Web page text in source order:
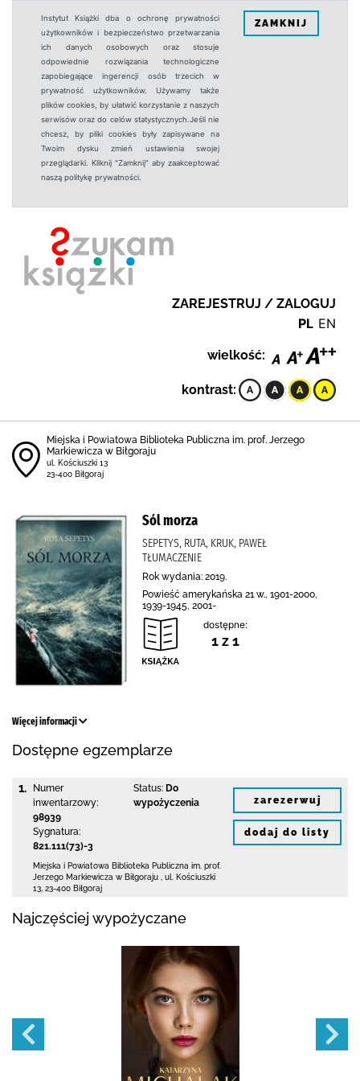
Instytut Książki dba o ochronę prywatności
użytkowników i bezpieczeństwo przetwarzania
ich danych osobowych oraz stosuje
odpowiednie rozwiązania technologiczne
zapobiegające ingerencji osób trzecich w
prywatność użytkowników. Używamy także
plików cookies, by ułatwić korzystanie z naszych
serwisów oraz do celów statystycznych.Jeśli nie
chcesz, by pliki cookies były zapisywane na
Twoim dysku zmień ustawienia swojej
przeglądarki. Kliknij "Zamknij" aby zaakceptować
naszą politykę prywatności.
ZAMKNIJ
ZAREJESTRUJ / ZALOGUJ
PL EN
wielkość:
kontrast:
Miejska i Powiatowa Biblioteka Publiczna im. prof. Jerzego
Markiewicza w Biłgoraju
ul. Kościuszki 13
23-400 Biłgoraj
Sól morza
SEPETYS, RUTA, KRUK, PAWEŁ
TŁUMACZENIE
Rok wydania: 2019.
Powieść amerykańska 21 w., 1901-2000,
1939-1945, 2001-
dostępne:
1 z 1
Więcej informacji
Dostępne egzemplarze
1.
Numer
inwentarzowy:
98939
Sygnatura:
821.111(73)-3
Status: Do
wypożyczenia
Miejska i Powiatowa Biblioteka Publiczna im. prof.
Jerzego Markiewicza w Biłgoraju
ul. Kościuszki
13 23-400 Biłgoraj
zarezerwuj
dodaj do listy
Najczęściej wypożyczane